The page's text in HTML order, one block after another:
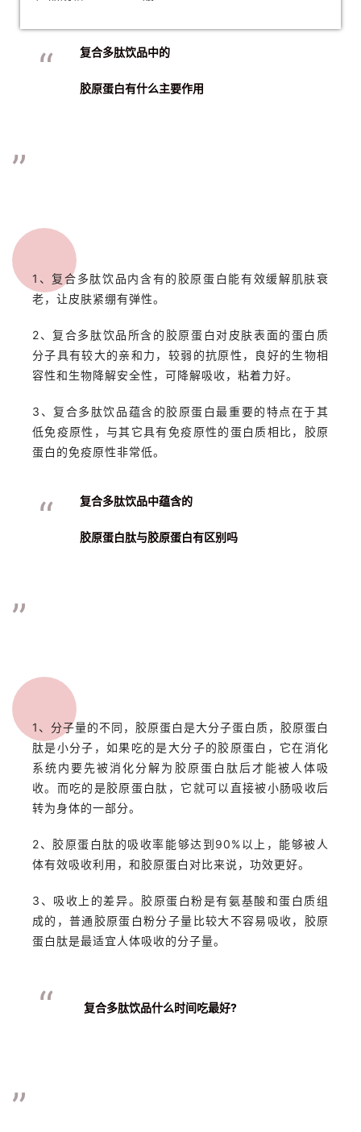
“ 复合多肽饮品中的
胶原蛋白有什么主要作用
”
1、复合多肽饮品内含有的胶原蛋白能有效缓解肌肤衰
老，让皮肤紧绷有弹性。
2、复合多肽饮品所含的胶原蛋白对皮肤表面的蛋白质
分子具有较大的亲和力，较弱的抗原性，良好的生物相
容性和生物降解安全性，可降解吸收，粘着力好。
3、复合多肽饮品蕴含的胶原蛋白最重要的特点在于其
低免疫原性，与其它具有免疫原性的蛋白质相比，胶原
蛋白的免疫原性非常低。
“ 复合多肽饮品中蕴含的
胶原蛋白肽与胶原蛋白有区别吗
”
1、分子量的不同，胶原蛋白是大分子蛋白质，胶原蛋白
肽是小分子，如果吃的是大分子的胶原蛋白，它在消化
系统内要先被消化分解为胶原蛋白肽后才能被人体吸
收。而吃的是胶原蛋白肽，它就可以直接被小肠吸收后
转为身体的一部分。
2、胶原蛋白肽的吸收率能够达到90%以上，能够被人
体有效吸收利用，和胶原蛋白对比来说，功效更好。
3、吸收上的差异。胶原蛋白粉是有氨基酸和蛋白质组
成的，普通胶原蛋白粉分子量比较大不容易吸收，胶原
蛋白肽是最适宜人体吸收的分子量。
“ 复合多肽饮品什么时间吃最好?
”